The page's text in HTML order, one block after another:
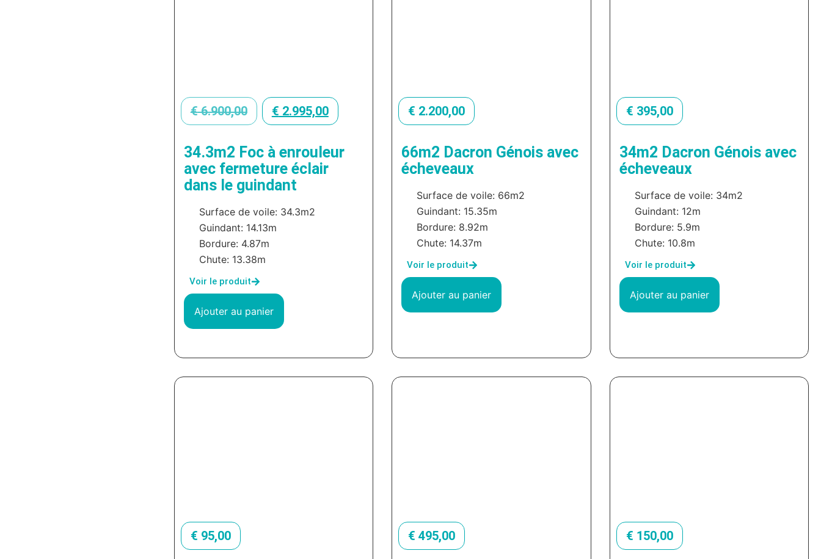
€6.900,00 € 2.995,00
34.3m2 Foc à enrouleur
avec fermeture éclair
dans le guindant
Surface de voile: 34.3m2
Guindant: 14.13m
Bordure: 4.87m
Chute: 13.38m
Voir le produit
Ajouter au panier
€ 2.200,00
66m2 Dacron Génois avec
écheveaux
Surface de voile: 66m2
Guindant: 15.35m
Bordure: 8.92m
Chute: 14.37m
Voir le produit
Ajouter au panier
€ 395,00
34m2 Dacron Génois avec
écheveaux
Surface de voile: 34m2
Guindant: 12m
Bordure: 5.9m
Chute: 10.8m
Voir le produit
Ajouter au panier
€ 95,00 € 495,00 € 150,00